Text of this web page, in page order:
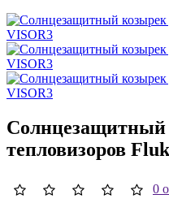
Солнцезащитный
тепловизоров
0